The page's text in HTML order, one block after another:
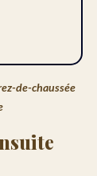
de-chaussée